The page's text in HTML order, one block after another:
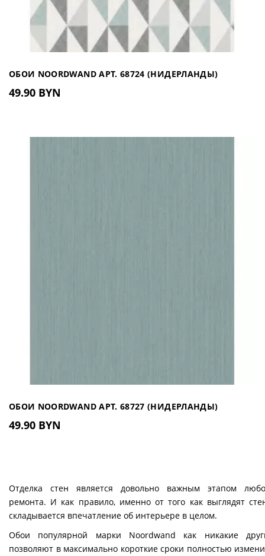
ОБОИ NOORDWAND АРТ. 68724 (НИДЕРЛАНДЫ)
49.90 BYN
ОБОИ NOORDWAND АРТ. 68727 (НИДЕРЛАНДЫ)
49.90 BYN
Отделка стен является довольно важным этапом
ремонта. И как правило, именно от того как выглядят
складывается впечатление об интерьере в целом.
Обои популярной марки Noordwand как никакие
позволяют в максимально короткие сроки полностью